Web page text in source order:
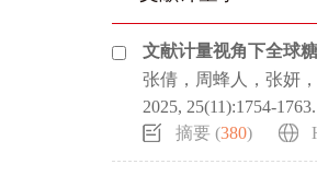
文献计量视角下全球
张倩，周蜂人，张妍
2025, 25(11):1754-1763.
摘要 (380)